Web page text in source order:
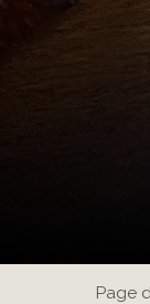
Page